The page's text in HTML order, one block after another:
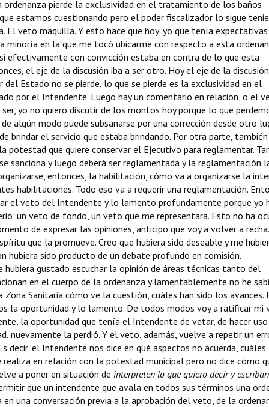
pierde la exclusividad en el tratamiento de los baños
estamos cuestionando pero el poder fiscalizador lo sigue
El veto maquilla. Y esto hace que hoy, yo que tenía
en la que me tocó ubicarme con respecto a esta
efectivamente con convicción estaba en contra de lo que esta
el eje de la discusión iba a ser otro. Hoy el eje de la
Estado no se pierde, lo que se pierde es la exclusividad en el
por el Intendente. Luego hay un comentario en relación, o el
yo no quiero discutir de los montos hoy porque lo que
algún modo puede subsanarse por una corrección desde otro
brindar el servicio que estaba brindando. Por otra parte,
que quiere conservar el Ejecutivo para reglamentar.
sanciona y luego deberá ser reglamentada y la reglamentación
entonces, la habilitación, cómo va a organizarse la
habilitaciones. Todo eso va a requerir una reglamentación.
el veto del Intendente y lo lamento profundamente porque yo
un veto de fondo, un veto que me representara. Esto no ha
de expresar las opiniones, anticipo que voy a volver a
que la promueve. Creo que hubiera sido deseable y me
sido producto de un debate profundo en comisión.
gustado escuchar la opinión de áreas técnicas tanto del
en el cuerpo de la ordenanza y lamentablemente no he
Sanitaria cómo ve la cuestión, cuáles han sido los avances.
la oportunidad y lo lamento. De todos modos voy a ratificar mi
la oportunidad que tenía el Intendente de vetar, de hacer uso
nuevamente la perdió. Y el veto, además, vuelve a repetir un
decir, el Intendente nos dice en qué aspectos no acuerda,
en relación con la potestad municipal pero no dice cómo
a poner en situación de interpreten lo que quiero decir y
que un intendente que avala en todos sus términos una
una conversación previa a la aprobación del veto, de la